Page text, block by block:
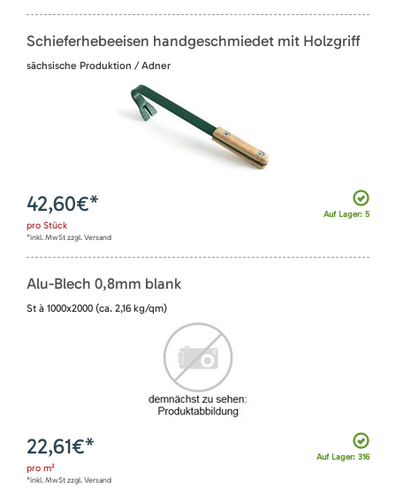
Schieferhebeeisen handgeschmiedet mit Holzgriff
sächsische Produktion / Adner
Auf Lager: 5
42,60€*
pro Stück
*inkl. MwSt zzgl. Versand
Alu-Blech 0,8mm blank
St à 1000x2000 (ca. 2,16 kg/qm)
Auf Lager: 316
22,61€*
pro m²
*inkl. MwSt zzgl. Versand